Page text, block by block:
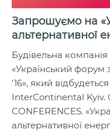
Запрошуємо на
альтернативної
Будівельна
«Український форум
'16», який
InterContinental Kyiv.
СONFERENCES.
альтернативної